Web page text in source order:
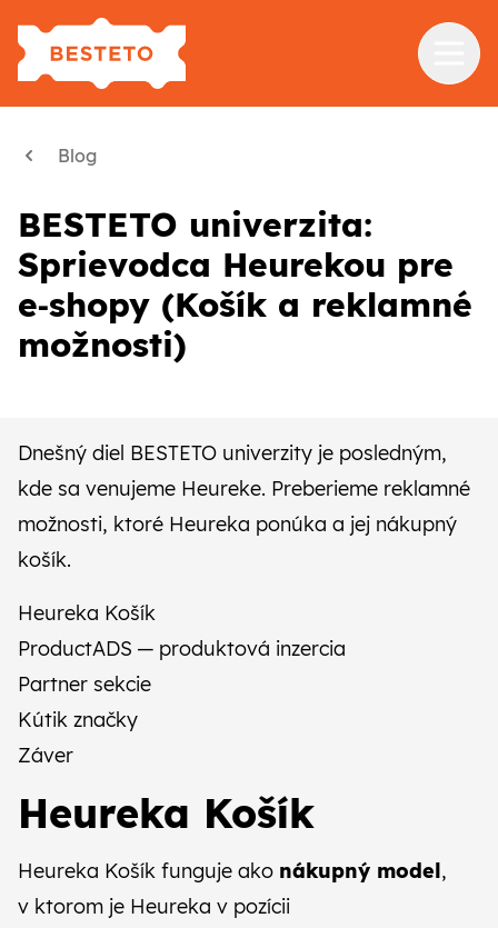
Referencie
Blog
CZ SK
Blog
BESTETO univerzita:
Sprievodca Heurekou pre
e‑shopy (Košík a reklamné
možnosti)
Dnešný diel BESTETO univerzity je posledným,
kde sa venujeme Heureke. Preberieme reklamné
možnosti, ktoré Heureka ponúka a jej nákupný
košík.
Heureka Košík
ProductADS — produktová inzercia
Partner sekcie
Kútik značky
Záver
Heureka Košík
Heureka Košík funguje ako nákupný model,
v ktorom je Heureka v pozícii